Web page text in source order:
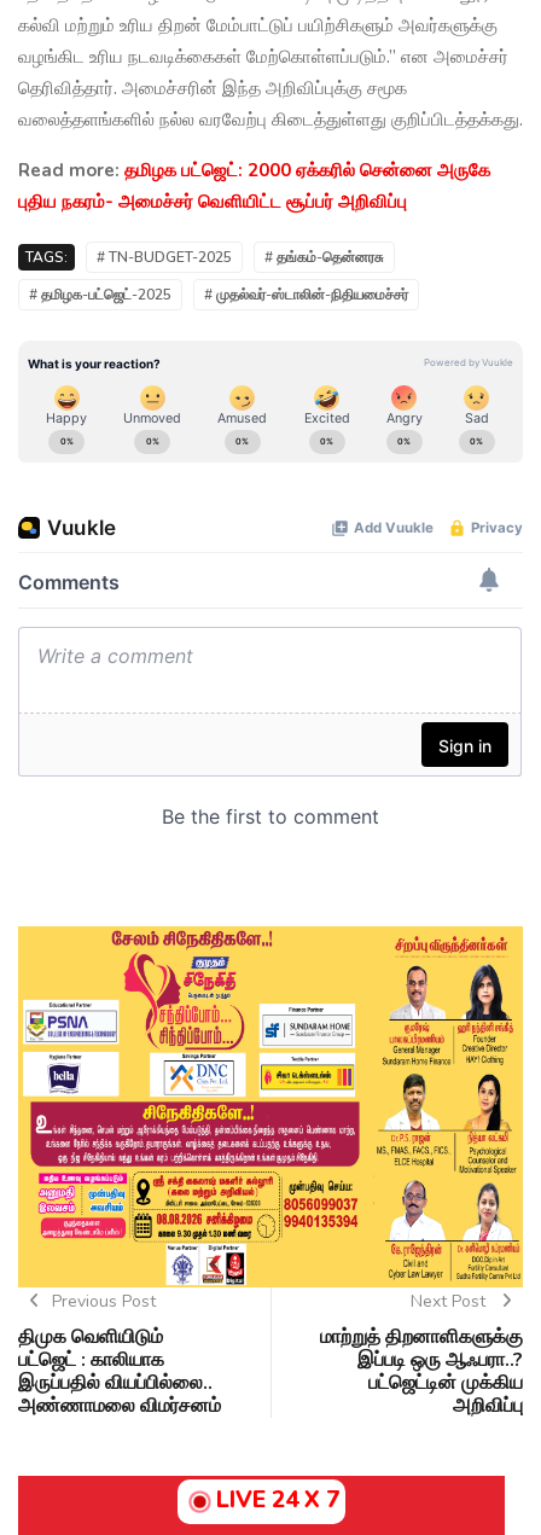
கல்வி மற்றும் உரிய திறன் மேம்பாட்டுப் பயிற்சிகளும் அவர்களுக்கு
வழங்கிட உரிய நடவடிக்கைகள் மேற்கொள்ளப்படும்.” என அமைச்சர்
தெரிவித்தார். அமைச்சரின் இந்த அறிவிப்புக்கு சமூக
வலைத்தளங்களில் நல்ல வரவேற்பு கிடைத்துள்ளது குறிப்பிடத்தக்கது.
Read more: தமிழக பட்ஜெட்: 2000 ஏக்கரில் சென்னை அருகே
புதிய நகரம்- அமைச்சர் வெளியிட்ட சூப்பர் அறிவிப்பு
TAGS: # TN-BUDGET-2025
# தங்கம்-தென்னரசு
# தமிழக-பட்ஜெட்-2025
# முதல்வர்-ஸ்டாலின்-நிதியமைச்சர்
Previous Post
திமுக வெளியிடும்
பட்ஜெட் : காலியாக
இருப்பதில் வியப்பில்லை..
அண்ணாமலை விமர்சனம்
Next Post
மாற்றுத் திறனாளிகளுக்கு
இப்படி ஒரு ஆஃபரா..?
பட்ஜெட்டின் முக்கிய
அறிவிப்பு
LIVE 24 X 7